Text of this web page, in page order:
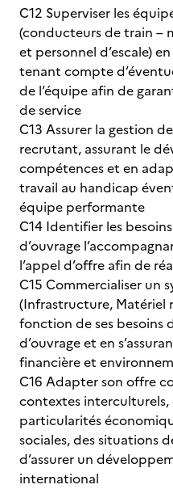
C12 Superviser les
(conducteurs de train –
et personnel d’escale)
tenant compte
de l’équipe afin de
de service
C13 Assurer la gestion
recrutant, assurant le
compétences et en
travail au handicap
équipe performante
C14 Identifier les
d’ouvrage
l’appel d’offre afin de
C15 Commercialiser un
(Infrastructure, Matériel
fonction de ses besoins
d’ouvrage et en
financière et
C16 Adapter son offre
contextes
particularités
sociales, des situations
d’assurer un
international